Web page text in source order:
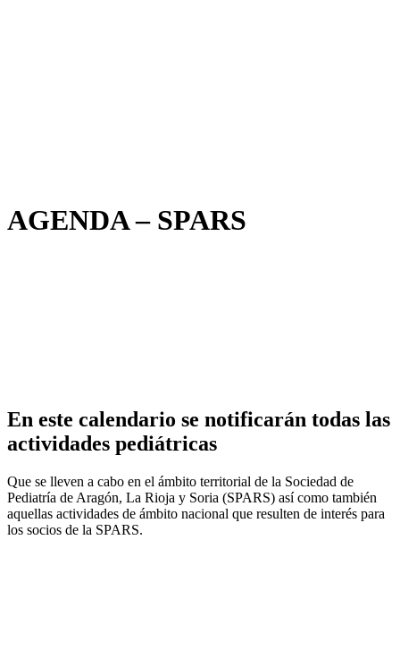
AGENDA – SPARS
En este calendario se notificarán todas las
actividades pediátricas
Que se lleven a cabo en el ámbito territorial de la Sociedad de
Pediatría de Aragón, La Rioja y Soria (SPARS) así como también
aquellas actividades de ámbito nacional que resulten de interés para
los socios de la SPARS.